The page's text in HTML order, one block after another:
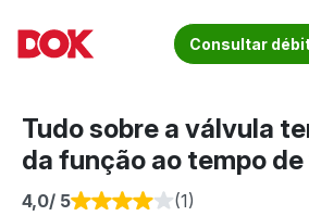
content
Acesse o Blog e conheça todos os
Fique por dentro de artigos sobre o
Conheça informações sobre
Consultar
Tudo sobre a válvula
da função ao tempo
4,0/ 5 (1)